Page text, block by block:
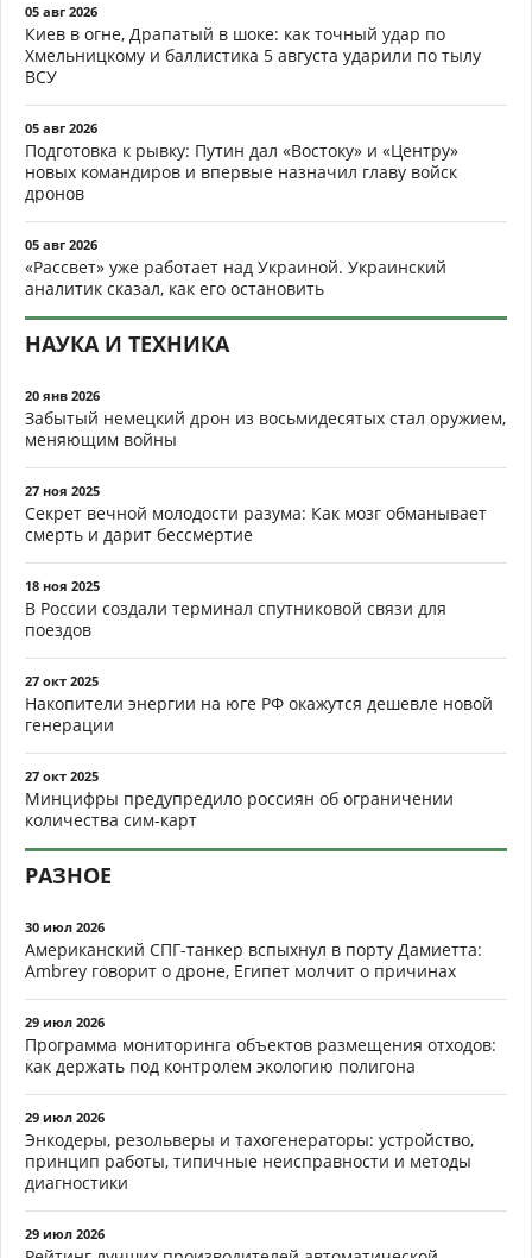
05 авг 2026
Киев в огне, Драпатый в шоке: как точный удар по
Хмельницкому и баллистика 5 августа ударили по тылу
ВСУ
05 авг 2026
Подготовка к рывку: Путин дал «Востоку» и «Центру»
новых командиров и впервые назначил главу войск
дронов
05 авг 2026
«Рассвет» уже работает над Украиной. Украинский
аналитик сказал, как его остановить
НАУКА И ТЕХНИКА
20 янв 2026
Забытый немецкий дрон из восьмидесятых стал оружием,
меняющим войны
27 ноя 2025
Секрет вечной молодости разума: Как мозг обманывает
смерть и дарит бессмертие
18 ноя 2025
В России создали терминал спутниковой связи для
поездов
27 окт 2025
Накопители энергии на юге РФ окажутся дешевле новой
генерации
27 окт 2025
Минцифры предупредило россиян об ограничении
количества сим-карт
РАЗНОЕ
30 июл 2026
Американский СПГ-танкер вспыхнул в порту Дамиетта:
Ambrey говорит о дроне, Египет молчит о причинах
29 июл 2026
Программа мониторинга объектов размещения отходов:
как держать под контролем экологию полигона
29 июл 2026
Энкодеры, резольверы и тахогенераторы: устройство,
принцип работы, типичные неисправности и методы
диагностики
29 июл 2026